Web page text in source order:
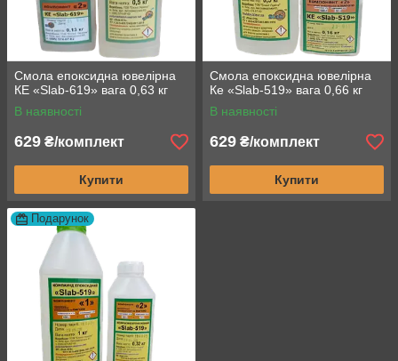
Смола епоксидна ювелірна
КЕ «Slab-619» вага 0,63 кг
В наявності
629 ₴/комплект
Купити
Смола епоксидна ювелірна
Ке «Slab-519» вага 0,66 кг
В наявності
629 ₴/комплект
Купити
Подарунок